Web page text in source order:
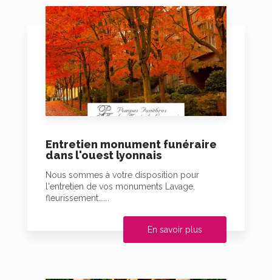
Entretien monument funéraire
dans l'ouest lyonnais
Nous sommes à votre disposition pour
l'entretien de vos monuments Lavage,
fleurissement......
En savoir plus